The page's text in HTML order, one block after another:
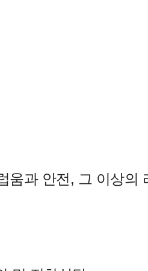
움과 안전, 그 이상의